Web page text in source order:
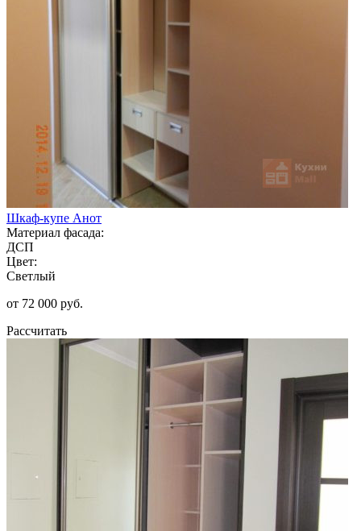
Шкаф-купе Анот
Материал фасада:
ДСП
Цвет:
Светлый
от 72 000 руб.
Рассчитать